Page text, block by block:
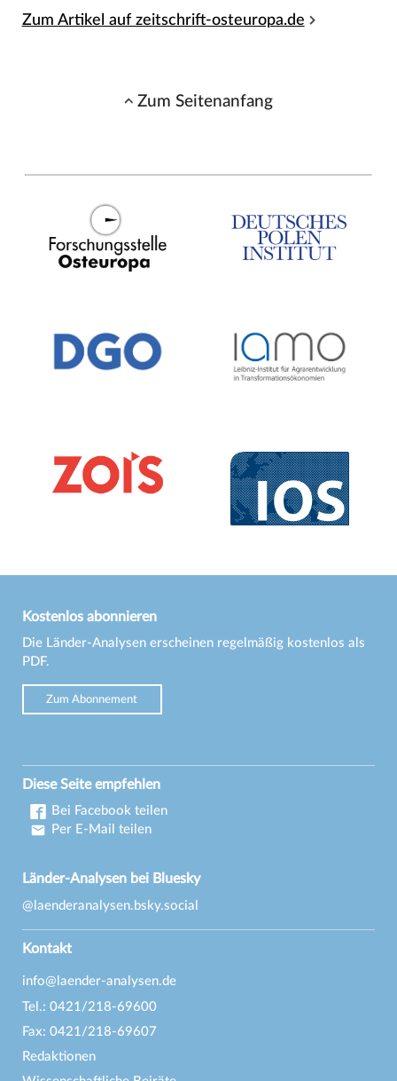
Zum Artikel auf zeitschrift-osteuropa.de
Zum Seitenanfang
Kostenlos abonnieren
Die Länder-Analysen erscheinen regelmäßig kostenlos als
PDF.
Zum Abonnement
Diese Seite empfehlen
Bei Facebook teilen
Per E-Mail teilen
Länder-Analysen bei Bluesky
@laenderanalysen.bsky.social
Kontakt
info@laender-analysen.de
Tel.: 0421/218-69600
Fax: 0421/218-69607
Redaktionen